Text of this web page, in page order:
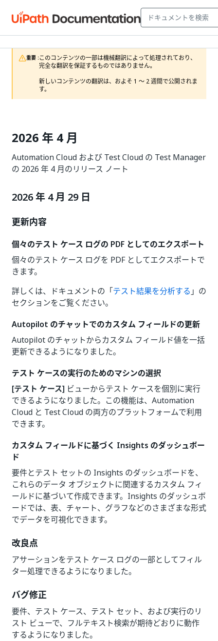
重要 :このコンテンツの一部は機械翻訳によって処理されており、
完全な翻訳を保証するものではありません。
新しいコンテンツの翻訳は、およそ 1 ～ 2 週間で公開されま
す。
2026 年 4 月
Automation Cloud および Test Cloud の Test Manager
の 2026 年 4 月のリリース ノート
2026 年 4 月 29 日
更新内容
個々のテスト ケース ログの PDF としてのエクスポート
個々のテスト ケース ログを PDF としてエクスポートで
きます。
詳しくは、ドキュメントの「テスト結果を分析する 」の
セクションをご覧ください。
Autopilot のチャットでのカスタム フィールドの更新
Autopilot のチャットからカスタム フィールド値を一括
更新できるようになりました。
テスト ケースの実行のためのマシンの選択
[テスト ケース] ビューからテスト ケースを個別に実行
できるようになりました。この機能は、Automation
Cloud と Test Cloud の両方のプラットフォームで利用
できます。
カスタム フィールドに基づく Insights のダッシュボー
ド
要件とテスト セットの Insights のダッシュボードを、
これらのデータ オブジェクトに関連するカスタム フィ
ールドに基づいて作成できます。Insights のダッシュボ
ードでは、表、チャート、グラフなどのさまざまな形式
でデータを可視化できます。
改良点
アサーションをテスト ケース ログの一部としてフィル
ター処理できるようになりました。
バグ修正
要件、テスト ケース、テスト セット、および実行のリ
スト ビューで、フルテキスト検索が期待どおりに動作
するようになりました。